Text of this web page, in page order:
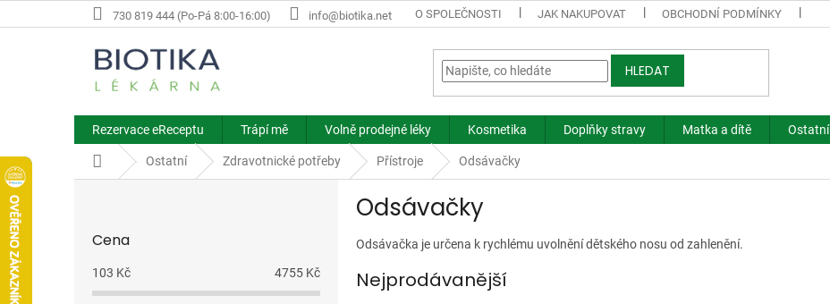
na
730 819 444 (Po-Pá 8:00-16:00) info@biotika.net O SPOLEČNOSTI JAK NAKUPOVAT OBCHODNÍ PODMÍNKY
HLEDAT
Rezervace eReceptu Trápí mě Volně prodejné léky Kosmetika Doplňky stravy Matka a dítě Ostatní
Domů Ostatní Zdravotnické potřeby Přístroje Odsávačky
Cena
103 Kč 4755 Kč
Odsávačky
Odsávačka je určena k rychlému uvolnění dětského nosu od zahlenění.
Nejprodávanější